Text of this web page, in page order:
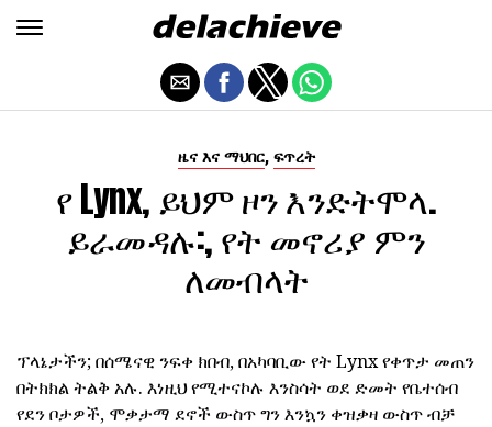
ዜና እና ማህበር, ፍጥረት
የ Lynx, ይህም ዞን እንድትሞላ.
ይራመዳሉ:, የት መኖሪያ ምን
ለመብላት
ፕላኔታችን; በሰሜናዊ ንፍቀ ክበብ, በአካባቢው የት Lynx የቀጥታ መጠን
በትክክል ትልቅ አሉ. እነዚህ የሚተናኮሉ እንስሳት ወደ ድመት የቤተሰብ
የደን ቦታዎች, ሞቃታማ ደኖች ውስጥ ግን እንኳን ቀዝቃዛ ውስጥ ብቻ